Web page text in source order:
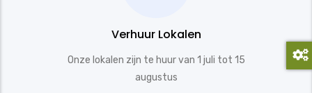
Verhuur Lokalen
Onze lokalen zijn te huur van 1 juli tot 15
augustus